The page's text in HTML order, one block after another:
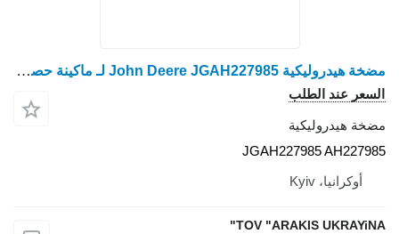
مضخة هيدروليكية John Deere JGAH227985 لـ ماكينة حصادة دراسة John Deere
السعر عند الطلب
مضخة هيدروليكية
JGAH227985 AH227985
أوكرانيا، Kyiv
TOV "ARAKIS UKRAYiNA"